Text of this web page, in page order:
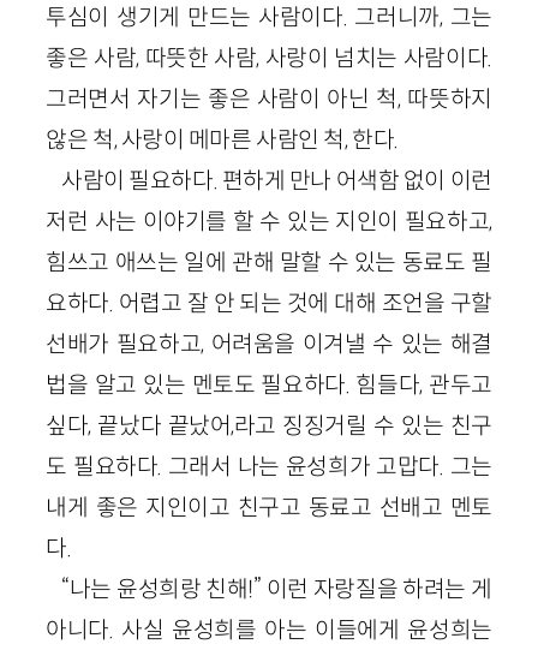
투심이 생기게 만드는 사람이다. 그러니까, 그는
좋은 사람, 따뜻한 사람, 사랑이 넘치는 사람이다.
그러면서 자기는 좋은 사람이 아닌 척, 따뜻하지
않은 척, 사랑이 메마른 사람인 척, 한다.
사람이 필요하다. 편하게 만나 어색함 없이 이런
저런 사는 이야기를 할 수 있는 지인이 필요하고,
힘쓰고 애쓰는 일에 관해 말할 수 있는 동료도 필
요하다. 어렵고 잘 안 되는 것에 대해 조언을 구할
선배가 필요하고, 어려움을 이겨낼 수 있는 해결
법을 알고 있는 멘토도 필요하다. 힘들다, 관두고
싶다, 끝났다 끝났어,라고 징징거릴 수 있는 친구
도 필요하다. 그래서 나는 윤성희가 고맙다. 그는
내게 좋은 지인이고 친구고 동료고 선배고 멘토
다.
“나는 윤성희랑 친해!” 이런 자랑질을 하려는 게
아니다. 사실 윤성희를 아는 이들에게 윤성희는